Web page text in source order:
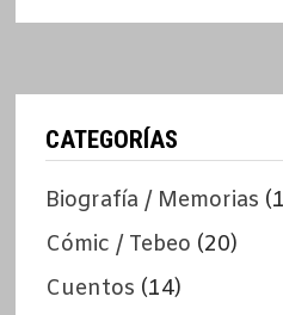
CATEGORÍAS
Biografía / Memorias
Cómic / Tebeo (20)
Cuentos (14)